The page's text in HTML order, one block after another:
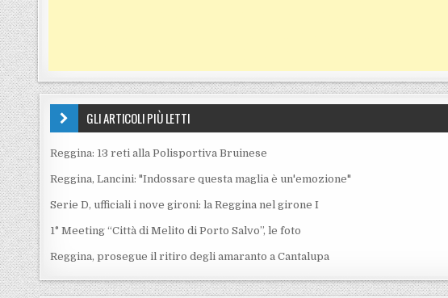
GLI ARTICOLI PIÙ LETTI
Reggina: 13 reti alla Polisportiva Bruinese
Reggina, Lancini: "Indossare questa maglia è un'emozione"
Serie D, ufficiali i nove gironi: la Reggina nel girone I
1° Meeting “Città di Melito di Porto Salvo”, le foto
Reggina, prosegue il ritiro degli amaranto a Cantalupa